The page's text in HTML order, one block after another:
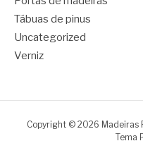
Tábuas de pinus
Uncategorized
Verniz
Copyright © 2026 Madeiras
Tema